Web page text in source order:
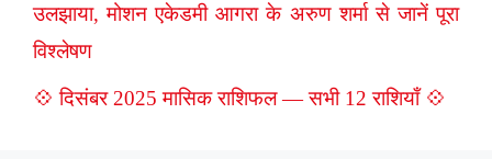
उलझाया, मोशन एकेडमी आगरा के अरुण शर्मा से जानें पूरा
विश्लेषण
💠 दिसंबर 2025 मासिक राशिफल — सभी 12 राशियाँ 💠